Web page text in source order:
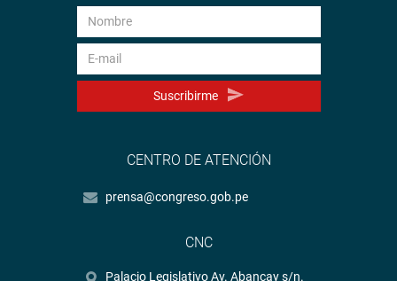
Suscribirme
CENTRO DE ATENCIÓN
prensa@congreso.gob.pe
CNC
Palacio Legislativo Av. Abancay s/n.